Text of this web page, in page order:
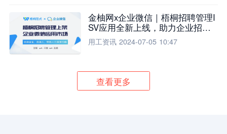
金柚网x企业微信｜梧桐招聘管理I
SV应用全新上线，助力企业招聘
流程全面升级
用工资讯 2024-07-05 10:47
查看更多